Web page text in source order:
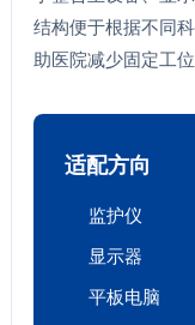
结构便于根据不同
助医院减少固定工
适配方向
监护仪
显示器
平板电脑